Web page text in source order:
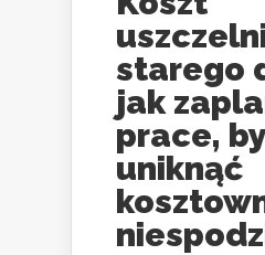
starego
jak
prace, by
uniknąć